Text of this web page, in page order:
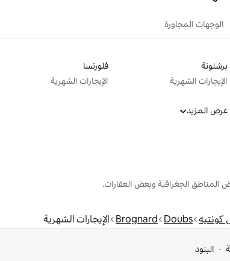
الوجهات المجاورة
برشلونة
الإيجارات الشهرية
فلورنسا
الإيجارات الشهرية
عرض المزيد
المناطق الجغرافية وبعض العقارات.
كونتيه Doubs
Brognard الإيجارات الشهرية
البنود